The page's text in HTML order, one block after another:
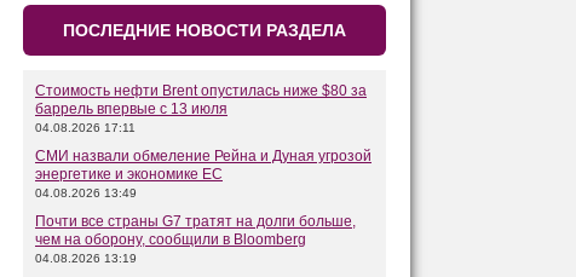
ПОСЛЕДНИЕ НОВОСТИ РАЗДЕЛА
Стоимость нефти Brent опустилась ниже $80 за
баррель впервые с 13 июля
04.08.2026 17:11
СМИ назвали обмеление Рейна и Дуная угрозой
энергетике и экономике ЕС
04.08.2026 13:49
Почти все страны G7 тратят на долги больше,
чем на оборону, сообщили в Bloomberg
04.08.2026 13:19